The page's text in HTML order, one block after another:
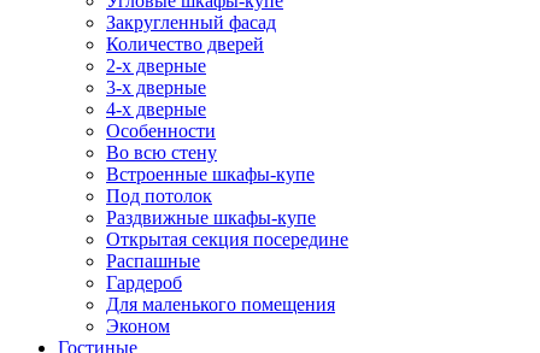
Закругленный фасад
Количество дверей
2-х дверные
3-х дверные
4-х дверные
Особенности
Во всю стену
Встроенные шкафы-купе
Под потолок
Раздвижные шкафы-купе
Открытая секция посередине
Распашные
Гардероб
Для маленького помещения
Эконом
Гостиные